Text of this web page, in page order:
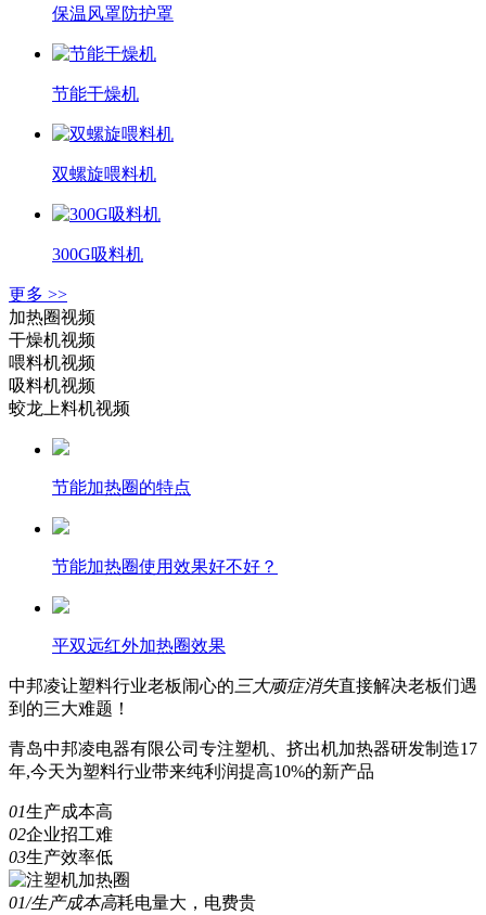
保温风罩防护罩
节能干燥机
双螺旋喂料机
300G吸料机
更多 >>
加热圈视频
干燥机视频
喂料机视频
吸料机视频
蛟龙上料机视频
节能加热圈的特点
节能加热圈使用效果好不好？
平双远红外加热圈效果
中邦凌让塑料行业老板闹心的 三大顽症消失直接解决老板们遇
到的三大难题！
青岛中邦凌电器有限公司专注塑机、挤出机加热器研发制造17
年,今天为塑料行业带来纯利润提高10%的新产品
01生产成本高
02企业招工难
03生产效率低
01/生产成本高耗电量大，电费贵